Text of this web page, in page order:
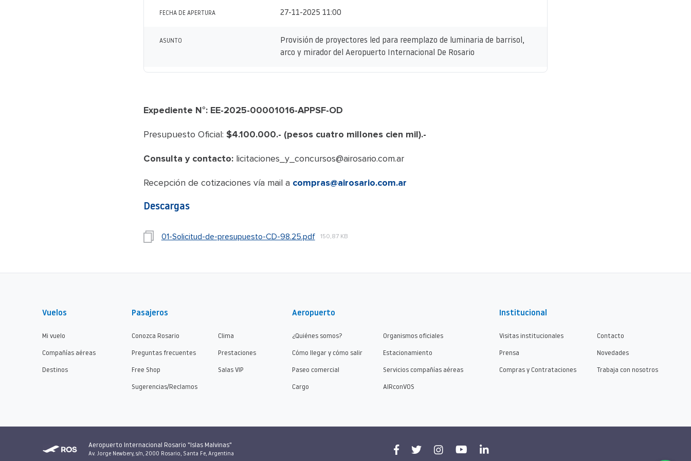
FECHA DE APERTURA 27-11-2025 11:00
ASUNTO
Provisión de proyectores led para reemplazo de luminaria de barrisol,
arco y mirador del Aeropuerto Internacional De Rosario
Expediente N°: EE-2025-00001016-APPSF-OD
Presupuesto Oficial: $4.100.000.- (pesos cuatro millones cien mil).-
Consulta y contacto:licitaciones_y_concursos@airosario.com.ar
Recepción de cotizaciones vía mail a compras@airosario.com.ar
Descargas
01-Solicitud-de-presupuesto-CD-98.25.pdf 150,87 KB
Vuelos
Mi vuelo
Compañías aéreas
Destinos
Pasajeros
Conozca Rosario Clima
Preguntas frecuentes Prestaciones
Free Shop Salas VIP
Sugerencias/Reclamos
Aeropuerto
¿Quiénes somos? Organismos oficiales
Cómo llegar y cómo salir Estacionamiento
Paseo comercial Servicios compañías aéreas
Cargo AIRconVOS
Institucional
Visitas institucionales Contacto
Prensa Novedades
Compras y Contrataciones Trabaja con nosotros
Aeropuerto Internacional Rosario "Islas Malvinas"
Av. Jorge Newbery, s/n, 2000 Rosario, Santa Fe, Argentina